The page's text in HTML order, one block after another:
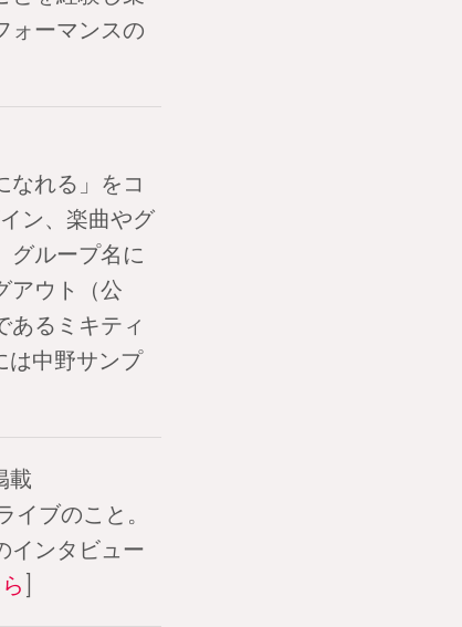
ォーマンスの
なれる」をコ
ン、楽曲やグ
グループ名に
アウト（公
あるミキティ
は中野サンプ
載
ブのこと。
インタビュー
]